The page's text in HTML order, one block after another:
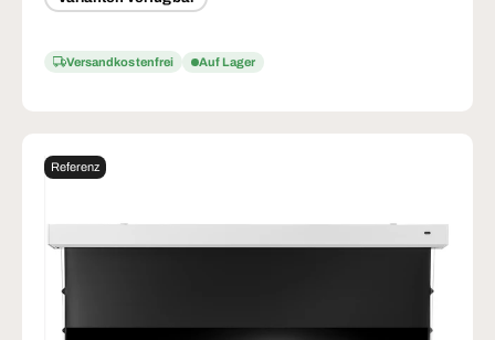
Versandkostenfrei Auf Lager
Referenz